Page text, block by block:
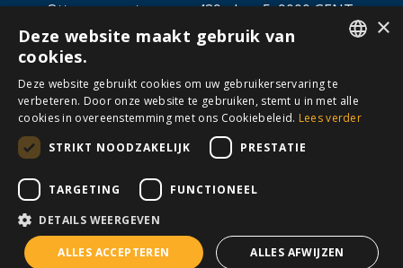
Ottergemsesteenweg 439 - bus 5,9000 GENT
info@allterra-belux.com+32 9 430 25 30
BE1009.467.122
VOLG ONS OP ​ ​
Algemene voorwaarden Cookies
Disclaimer
Privacy© Allterra Made with 💙 by2mprove
FRENCH
×
Deze website maakt gebruik van
cookies.
Deze website gebruikt cookies om uw gebruikerservaring te
verbeteren. Door onze website te gebruiken, stemt u in met alle
cookies in overeenstemming met ons Cookiebeleid. Lees verder
STRIKT NOODZAKELIJK
PRESTATIE
TARGETING FUNCTIONEEL
DETAILS WEERGEVEN
ALLES ACCEPTEREN ALLES AFWIJZEN